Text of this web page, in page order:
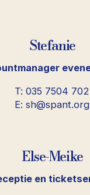
Stefanie
T: 035 7504 702
E: sh@spant.org
Else-Meike
en